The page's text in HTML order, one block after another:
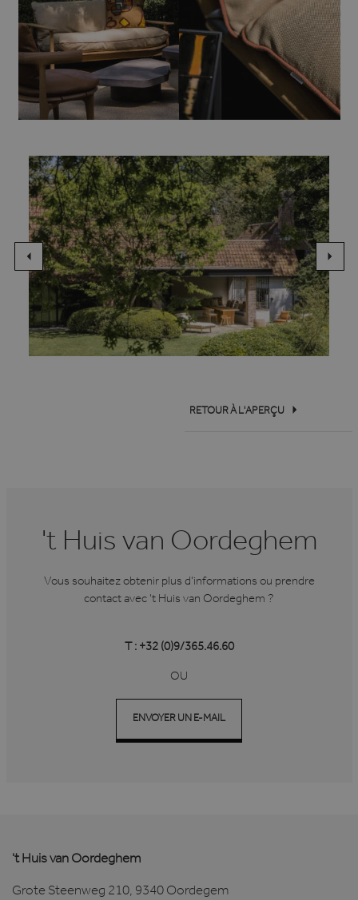
RETOUR À L'APERÇU
't Huis van Oordeghem
Vous souhaitez obtenir plus d'informations ou prendre
contact avec 't Huis van Oordeghem ?
T : +32 (0)9/365.46.60
OU
ENVOYER UN E-MAIL
't Huis van Oordeghem
Grote Steenweg 210, 9340 Oordegem